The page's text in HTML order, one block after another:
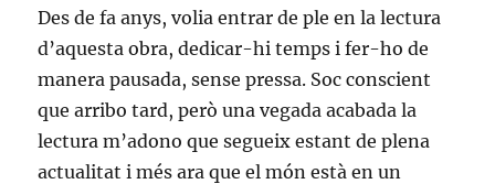
Des de fa anys, volia entrar de ple en la lectura
d’aquesta obra, dedicar-hi temps i fer-ho de
manera pausada, sense pressa. Soc conscient
que arribo tard, però una vegada acabada la
lectura m’adono que segueix estant de plena
actualitat i més ara que el món està en un